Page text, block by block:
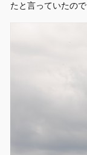
たと言っていたの